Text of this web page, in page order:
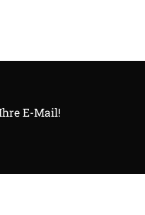
E-Mail!